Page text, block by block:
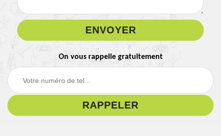
On vous rappelle gratuitement